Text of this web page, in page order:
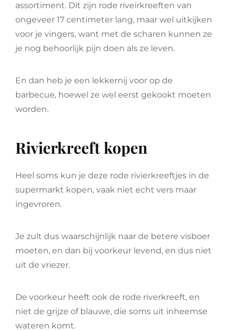
assortiment. Dit zijn rode riveirkreeften van
ongeveer 17 centimeter lang, maar wel uitkijken
voor je vingers, want met de scharen kunnen ze
je nog behoorlijk pijn doen als ze leven.
En dan heb je een lekkernij voor op de
barbecue, hoewel ze wel eerst gekookt moeten
worden.
Rivierkreeft kopen
Heel soms kun je deze rode rivierkreeftjes in de
supermarkt kopen, vaak niet echt vers maar
ingevroren.
Je zult dus waarschijnlijk naar de betere visboer
moeten, en dan bij voorkeur levend, en dus niet
uit de vriezer.
De voorkeur heeft ook de rode riverkreeft, en
niet de grijze of blauwe, die soms uit inheemse
wateren komt.